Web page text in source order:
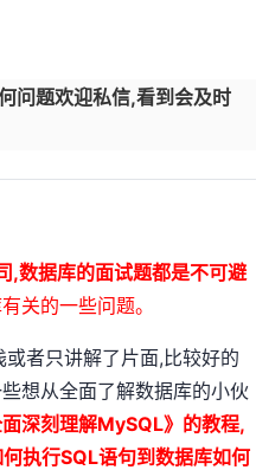
问题欢迎私信,看到会及时
,数据库的面试题都是不可避
关的一些问题。
者只讲解了片面,比较好的
想从全面了解数据库的小伙
深刻理解MySQL》的教程,
执行SQL语句到数据库如何